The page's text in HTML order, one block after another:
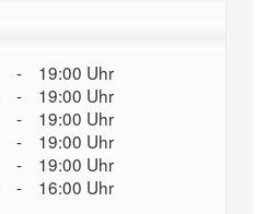
-
19:00 Uhr
-
19:00 Uhr
-
19:00 Uhr
-
19:00 Uhr
-
19:00 Uhr
- 16:00 Uhr